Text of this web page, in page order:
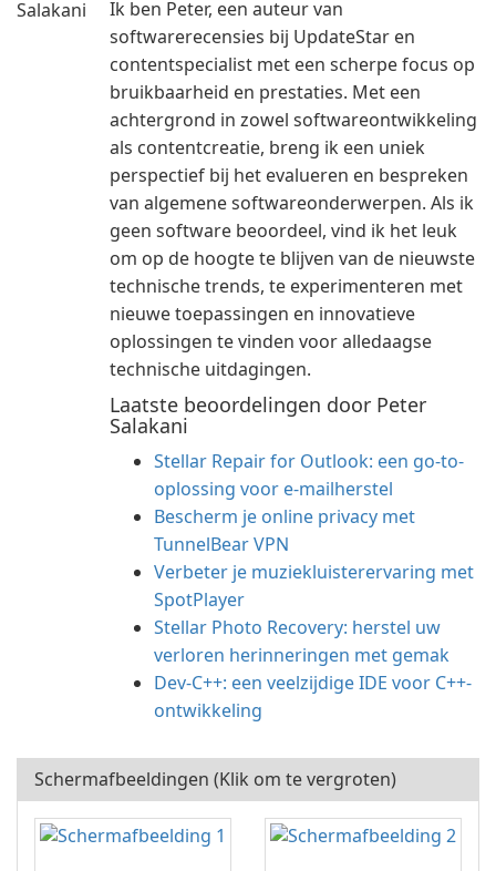
Ik ben Peter, een auteur van
softwarerecensies bij UpdateStar en
contentspecialist met een scherpe focus op
bruikbaarheid en prestaties. Met een
achtergrond in zowel softwareontwikkeling
als contentcreatie, breng ik een uniek
perspectief bij het evalueren en bespreken
van algemene softwareonderwerpen. Als ik
geen software beoordeel, vind ik het leuk
om op de hoogte te blijven van de nieuwste
technische trends, te experimenteren met
nieuwe toepassingen en innovatieve
oplossingen te vinden voor alledaagse
technische uitdagingen.
Laatste beoordelingen door Peter
Salakani
Stellar Repair for Outlook: een go-to-
oplossing voor e-mailherstel
Bescherm je online privacy met
TunnelBear VPN
Verbeter je muziekluisterervaring met
SpotPlayer
Stellar Photo Recovery: herstel uw
verloren herinneringen met gemak
Dev-C++: een veelzijdige IDE voor C++-
ontwikkeling
Schermafbeeldingen (Klik om te vergroten)